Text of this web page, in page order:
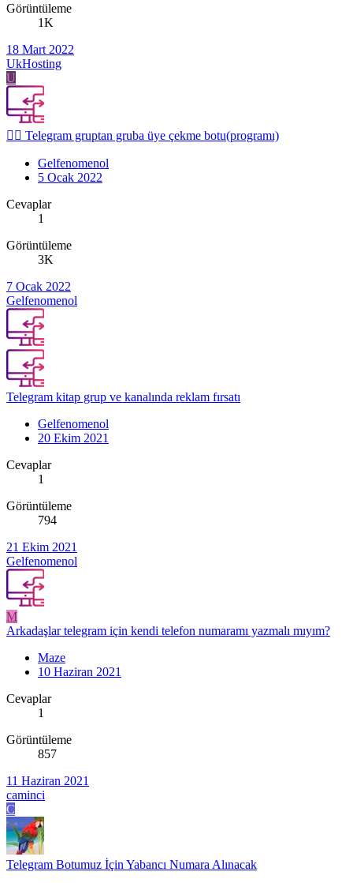
Görüntüleme
1K
18 Mart 2022
UkHosting
U
👉🏼 Telegram gruptan gruba üye çekme botu(programı)
Gelfenomenol
5 Ocak 2022
Cevaplar
1
Görüntüleme
3K
7 Ocak 2022
Gelfenomenol
Telegram kitap grup ve kanalında reklam fırsatı
Gelfenomenol
20 Ekim 2021
Cevaplar
1
Görüntüleme
794
21 Ekim 2021
Gelfenomenol
M
Arkadaşlar telegram için kendi telefon numaramı yazmalı mıyım?
Maze
10 Haziran 2021
Cevaplar
1
Görüntüleme
857
11 Haziran 2021
caminci
C
Telegram Botumuz İçin Yabancı Numara Alınacak